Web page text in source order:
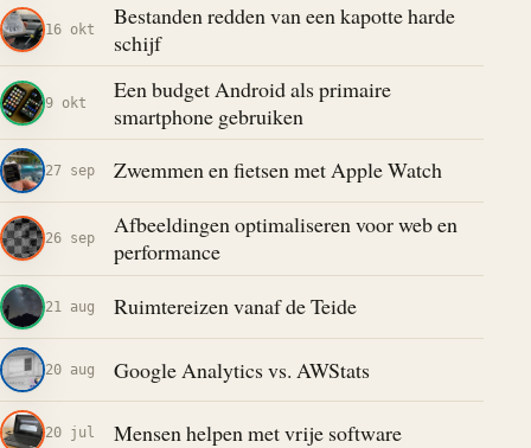
16 okt
Bestanden redden van een kapotte harde
schijf
9 okt
Een budget Android als primaire
smartphone gebruiken
27 sep Zwemmen en fietsen met Apple Watch
26 sep
Afbeeldingen optimaliseren voor web en
performance
21 aug Ruimtereizen vanaf de Teide
20 aug Google Analytics vs. AWStats
20 jul Mensen helpen met vrije software